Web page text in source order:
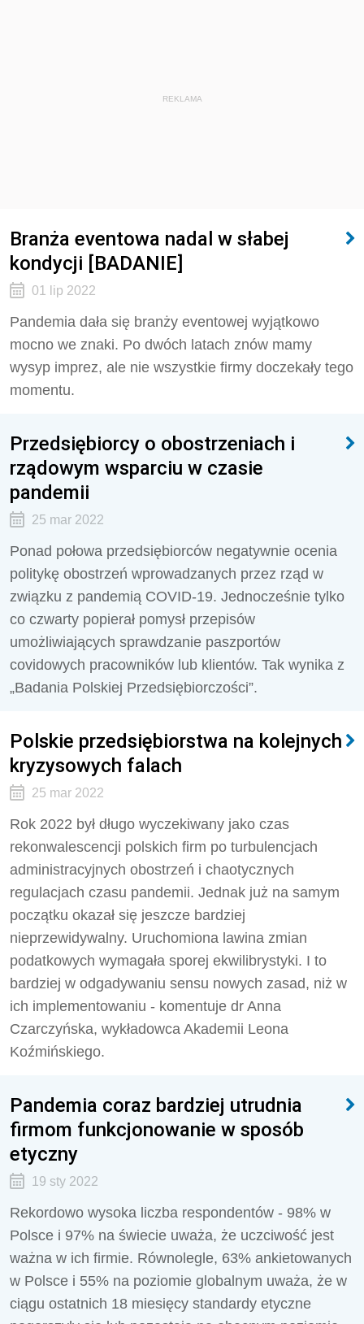
REKLAMA
Branża eventowa nadal w słabej
kondycji [BADANIE]
01 lip 2022
Pandemia dała się branży eventowej wyjątkowo
mocno we znaki. Po dwóch latach znów mamy
wysyp imprez, ale nie wszystkie firmy doczekały tego
momentu.
Przedsiębiorcy o obostrzeniach i
rządowym wsparciu w czasie
pandemii
25 mar 2022
Ponad połowa przedsiębiorców negatywnie ocenia
politykę obostrzeń wprowadzanych przez rząd w
związku z pandemią COVID-19. Jednocześnie tylko
co czwarty popierał pomysł przepisów
umożliwiających sprawdzanie paszportów
covidowych pracowników lub klientów. Tak wynika z
„Badania Polskiej Przedsiębiorczości”.
Polskie przedsiębiorstwa na kolejnych
kryzysowych falach
25 mar 2022
Rok 2022 był długo wyczekiwany jako czas
rekonwalescencji polskich firm po turbulencjach
administracyjnych obostrzeń i chaotycznych
regulacjach czasu pandemii. Jednak już na samym
początku okazał się jeszcze bardziej
nieprzewidywalny. Uruchomiona lawina zmian
podatkowych wymagała sporej ekwilibrystyki. I to
bardziej w odgadywaniu sensu nowych zasad, niż w
ich implementowaniu - komentuje dr Anna
Czarczyńska, wykładowca Akademii Leona
Koźmińskiego.
Pandemia coraz bardziej utrudnia
firmom funkcjonowanie w sposób
etyczny
19 sty 2022
Rekordowo wysoka liczba respondentów - 98% w
Polsce i 97% na świecie uważa, że uczciwość jest
ważna w ich firmie. Równolegle, 63% ankietowanych
w Polsce i 55% na poziomie globalnym uważa, że w
ciągu ostatnich 18 miesięcy standardy etyczne